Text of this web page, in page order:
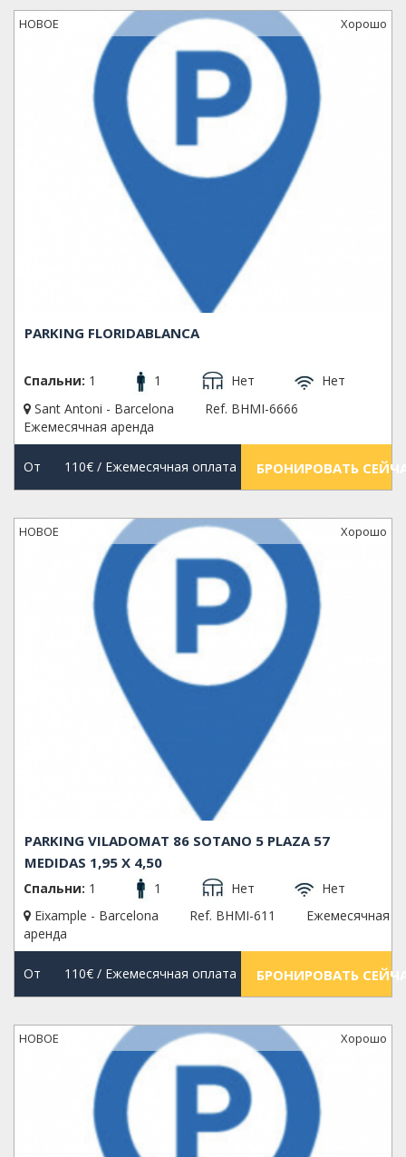
НОВОЕ Xорошо
PARKING FLORIDABLANCA
Спальни: 1 1 Нет
Нет
Sant Antoni - Barcelona
Ref. BHMI-6666
Ежемесячная аренда
От 110€/ Ежемесячная оплата БРОНИРОВАТЬ
НОВОЕ Xорошо
PARKING VILADOMAT 86 SOTANO 5 PLAZA 57
MEDIDAS 1,95 X 4,50
Спальни: 1 1 Нет
Нет
Eixample - Barcelona
Ref. BHMI-611
Ежемесячная
аренда
От 110€/ Ежемесячная оплата БРОНИРОВАТЬ
НОВОЕ Xорошо